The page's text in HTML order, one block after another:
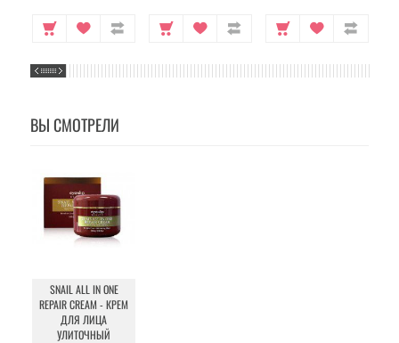
ВЫ СМОТРЕЛИ
SNAIL ALL IN ONE
REPAIR CREAM - КРЕМ
ДЛЯ ЛИЦА
УЛИТОЧНЫЙ